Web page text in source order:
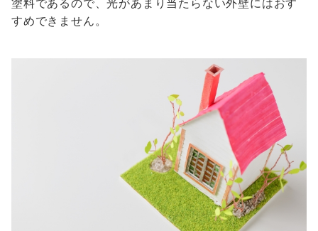
塗料であるので、光があまり当たらない外壁にはおす
すめできません。